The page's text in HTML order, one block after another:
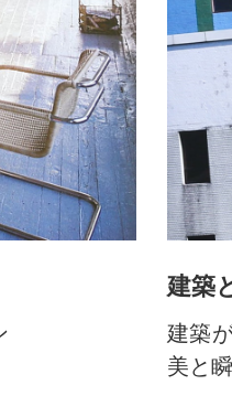
建築
建築
美と